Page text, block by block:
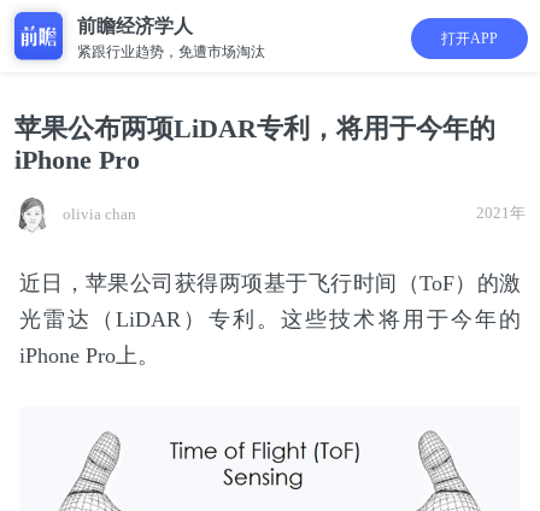
前瞻经济学人
紧跟行业趋势，免遭市场淘汰
打开APP
苹果公布两项LiDAR专利，将用于今年的
iPhone Pro
olivia chan 2021年
近日，苹果公司获得两项基于飞行时间（ToF）的激
光雷达（LiDAR）专利。这些技术将用于今年的
iPhone Pro上。